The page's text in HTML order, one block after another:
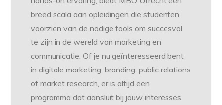
breed scala aan opleidingen die studenten
voorzien van de nodige tools om succesvol
te zijn in de wereld van marketing en
communicatie. Of je nu geïnteresseerd bent
in digitale marketing, branding, public relations
of market research, er is altijd een
programma dat aansluit bij jouw interesses